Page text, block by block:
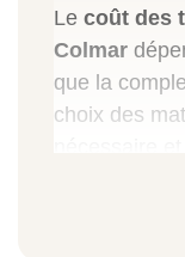
Le coût des
Colmar
que la
choix des
concernées.